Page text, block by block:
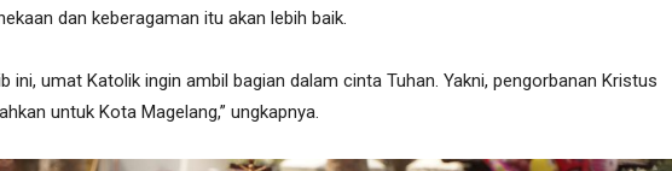
dan keberagaman itu akan lebih baik.
ini, umat Katolik ingin ambil bagian dalam cinta Tuhan. Yakni, pengorbanan Kristus
untuk Kota Magelang,” ungkapnya.